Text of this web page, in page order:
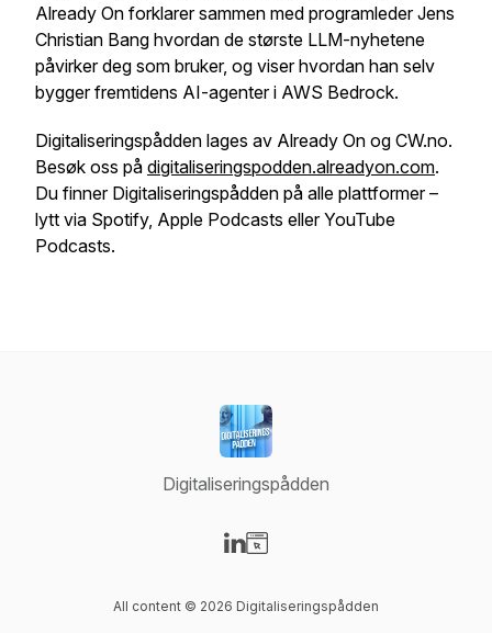
Already On forklarer sammen med programleder Jens
Christian Bang hvordan de største LLM-nyhetene
påvirker deg som bruker, og viser hvordan han selv
bygger fremtidens AI-agenter i AWS Bedrock.
Digitaliseringspådden lages av Already On og CW.no.
Besøk oss på digitaliseringspodden.alreadyon.com.
Du finner Digitaliseringspådden på alle plattformer –
lytt via Spotify, Apple Podcasts eller YouTube
Podcasts.
Digitaliseringspådden
All content © 2026 Digitaliseringspådden